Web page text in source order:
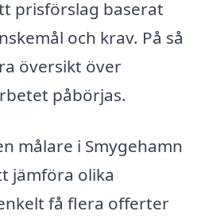
prisförslag baserat
och krav. På så
översikt över
påbörjas.
målare i Smygehamn
jämföra olika
få flera offerter